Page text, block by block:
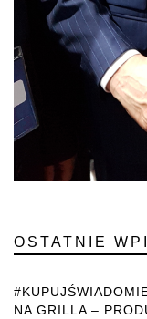
OSTATNIE
NA GRILLA –